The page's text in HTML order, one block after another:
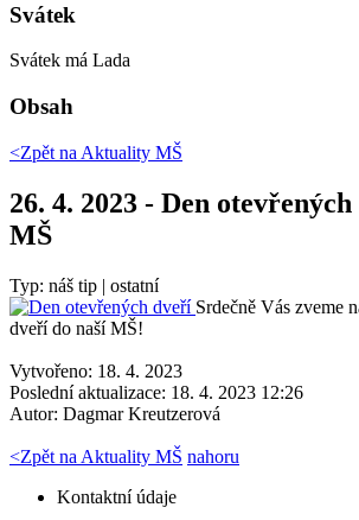
Svátek
Svátek má Lada
Obsah
<Zpět na Aktuality MŠ
26. 4. 2023 - Den
MŠ
Typ: náš tip | ostatní
Srdečně Vás zveme
dveří do naší MŠ!
Vytvořeno: 18. 4. 2023
Poslední aktualizace: 18. 4. 2023 12:26
Autor: Dagmar Kreutzerová
<Zpět na Aktuality MŠ nahoru
Kontaktní údaje